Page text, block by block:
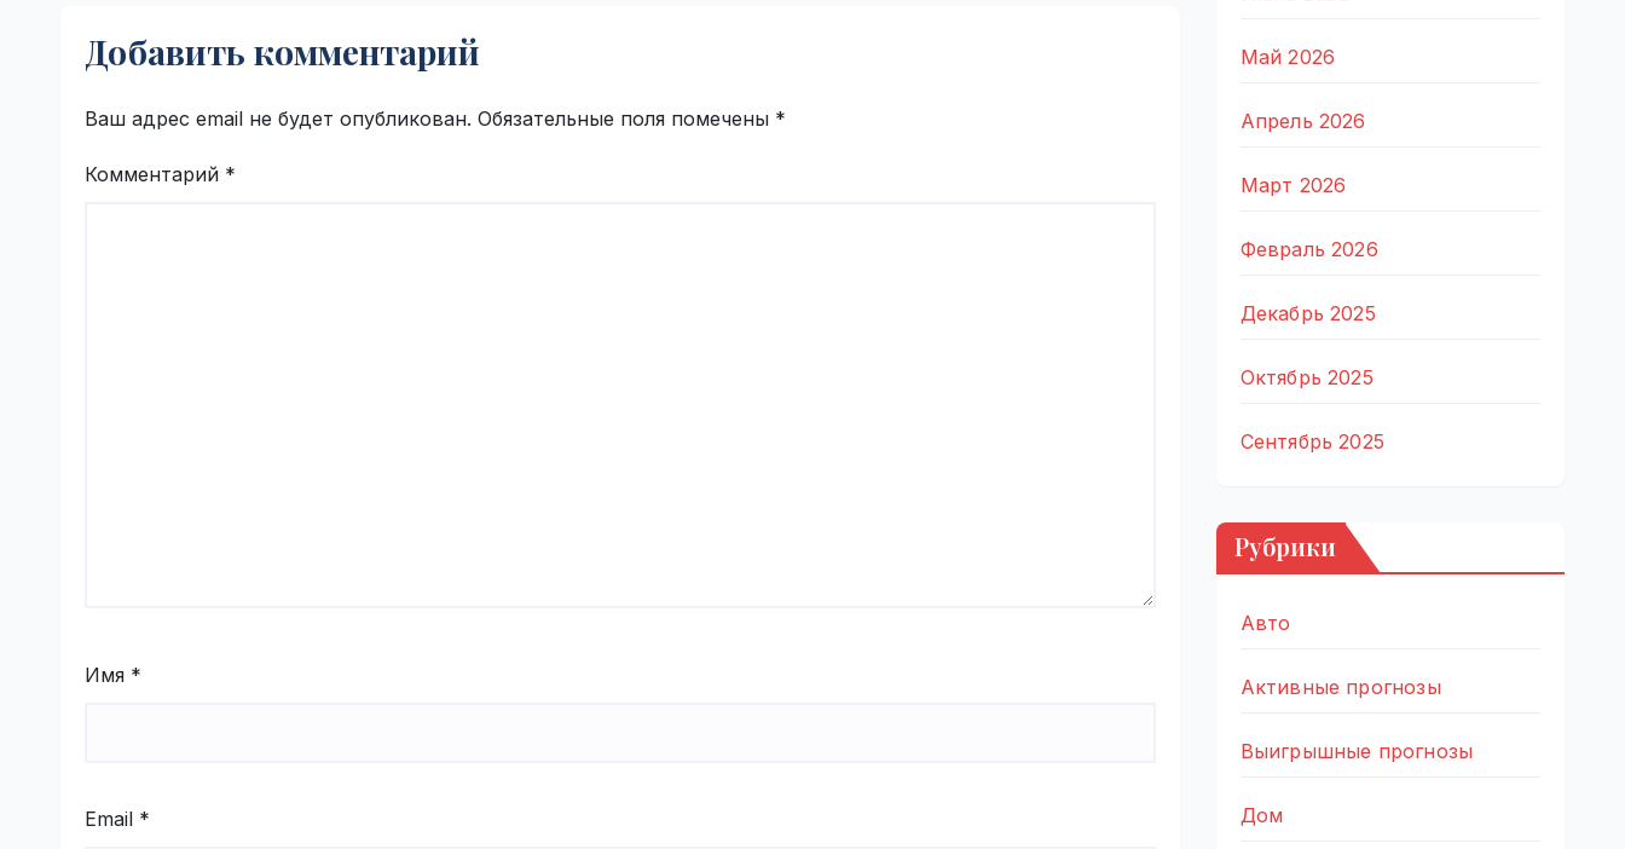
VseTime.ru
Добавить комментарий
Ваш адрес email не будет опубликован. Обязательные поля помечены *
Комментарий *
Имя *
Email *
Май 2026
Апрель 2026
Март 2026
Февраль 2026
Декабрь 2025
Октябрь 2025
Сентябрь 2025
Рубрики
Авто
Активные прогнозы
Выигрышные прогнозы
Дом